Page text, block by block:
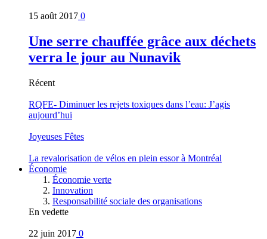
15 août 2017 0
Une serre chauffée grâce aux déchets
verra le jour au Nunavik
Récent
RQFE- Diminuer les rejets toxiques dans l’eau: J’agis
aujourd’hui
Joyeuses Fêtes
La revalorisation de vélos en plein essor à Montréal
Économie
Économie verte
Innovation
Responsabilité sociale des organisations
En vedette
22 juin 2017 0